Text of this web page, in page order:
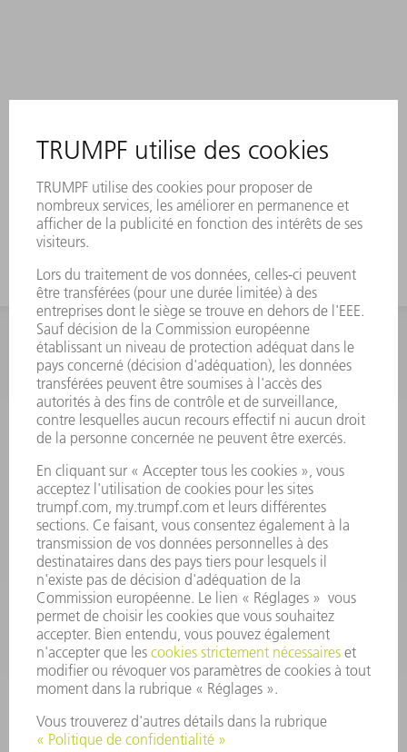
INFORMATION
Foire aux questions
Termes et conditions
CONTACT
01 48 17 37 73
Lun - Jeu 08:00h - 16:30h
Ven 08:00h - 12:30h
outillages@fr.TRUMPF.com
CONTACT
Pièces Détachées
01 48 17 37 57
Lun – Ven 8:30h - 17:30h
pieces.detachees@trumpf.com